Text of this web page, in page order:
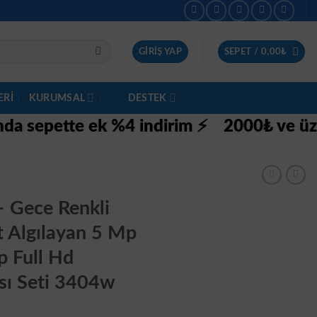
GIRIŞ YAP SEPET / 0,00₺
KURUMSAL DESTEK
ek %4 indirim ⚡ 2000₺ ve üzeri
Gece Renkli
5 Mp
Full Hd
Seti 3404w